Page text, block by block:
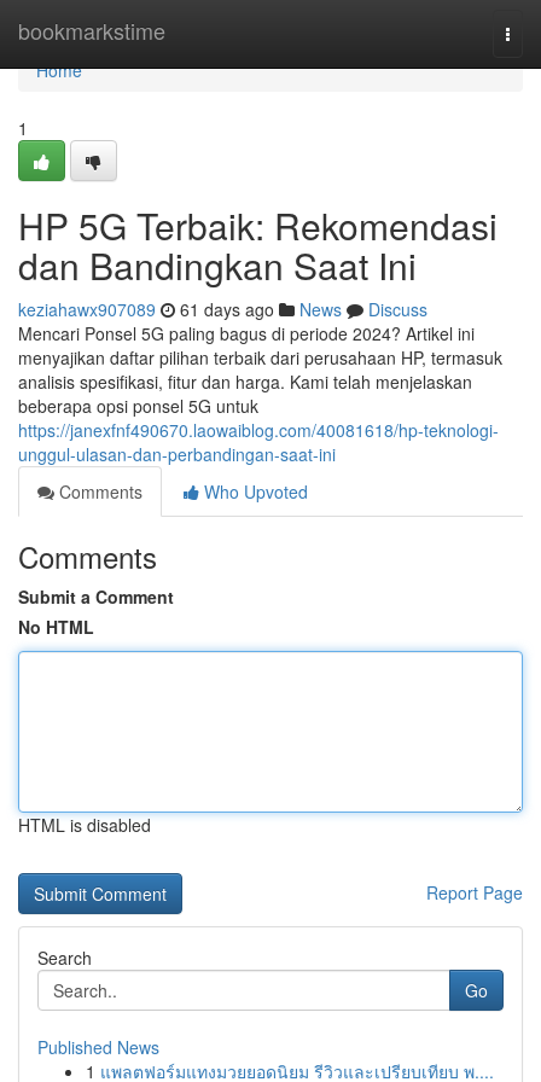
bookmarkstime
Home
Home
1
HP 5G Terbaik: Rekomendasi
dan Bandingkan Saat Ini
keziahawx907089 61 days ago News
Discuss
Mencari Ponsel 5G paling bagus di periode 2024? Artikel ini
menyajikan daftar pilihan terbaik dari perusahaan HP, termasuk
analisis spesifikasi, fitur dan harga. Kami telah menjelaskan
beberapa opsi ponsel 5G untuk
https://janexfnf490670.laowaiblog.com/40081618/hp-teknologi-
unggul-ulasan-dan-perbandingan-saat-ini
Comments
Who Upvoted
Comments
Submit a Comment
No HTML
HTML is disabled
Report Page
Search
Go
Published News
1 แพลตฟอร์มแทงมวยยอดนิยม รีวิวและเปรียบเทียบ พ....